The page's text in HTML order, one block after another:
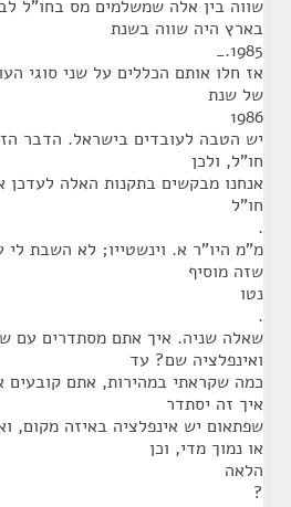
שווה בין אלה שמשלמים מס בחו"ל
בארץ היה שווה בשנת
1985._
אז חלו אותם הכללים על שני סוגי
של שנת
1986
יש הטבה לעובדים בישראל. הדבר
חו"ל, ולכן
אנחנו מבקשים בתקנות האלה לעדכן
חו"ל
.
מ"מ היו"ר א. וינשטייו; לא השבת
שזה מוסיף
נטו
.
שאלה שניה. איך אתם מסתדרים עם
ואינפלציה שם? עד
כמה שקראתי במהירות, אתם קובעים
איך זה יסתדר
שפתאום יש אינפלציה באיזה מקום,
או נמוך מדי, וכן
הלאה
?